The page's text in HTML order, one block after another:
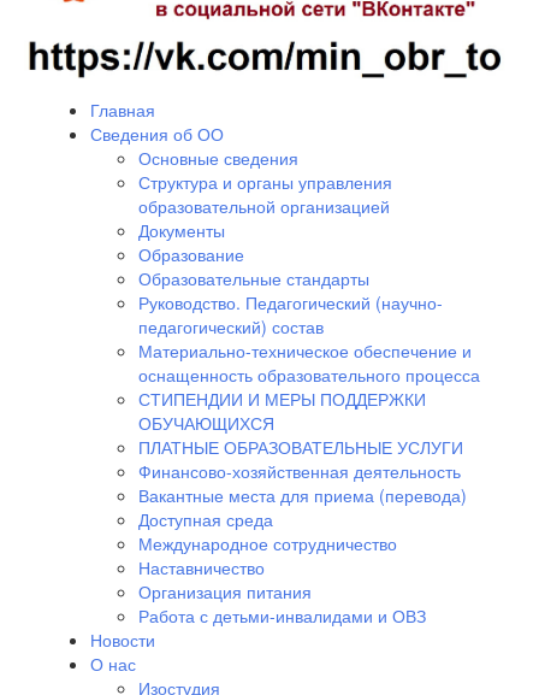
Главная
Сведения об ОО
Основные сведения
Структура и органы управления
образовательной организацией
Документы
Образование
Образовательные стандарты
Руководство. Педагогический (научно-
педагогический) состав
Материально-техническое обеспечение и
оснащенность образовательного процесса
СТИПЕНДИИ И МЕРЫ ПОДДЕРЖКИ
ОБУЧАЮЩИХСЯ
ПЛАТНЫЕ ОБРАЗОВАТЕЛЬНЫЕ УСЛУГИ
Финансово-хозяйственная деятельность
Вакантные места для приема (перевода)
Доступная среда
Международное сотрудничество
Наставничество
Организация питания
Работа с детьми-инвалидами и ОВЗ
Новости
О нас
Изостудия